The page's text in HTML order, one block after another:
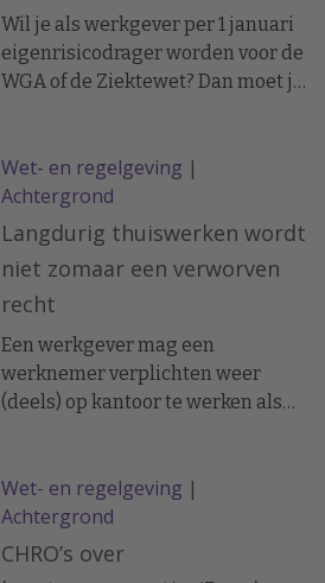
Wil je als werkgever per 1 januari
eigenrisicodrager worden voor de
WGA of de Ziektewet? Dan moet je
vraagt om een goede
voorbereiding.
Wet- en regelgeving |
Achtergrond
Langdurig thuiswerken wordt
niet zomaar een verworven
recht
Een werkgever mag een
werknemer verplichten weer
(deels) op kantoor te werken als
weigeren, ondanks
waarschuwingen en een
verbetertraject, dan kan
Wet- en regelgeving |
Achtergrond
CHRO’s over